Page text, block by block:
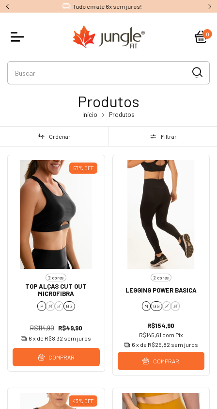
1º Troca gratuita
0
Produtos
Início Produtos
Ordenar Filtrar
57% OFF
2 cores
TOP ALÇAS CUT OUT
MICROFIBRA
P M G GG
R$114,90 R$49,90
6 x de R$8,32 sem juros
COMPRAR
2 cores
LEGGING POWER BASICA
M GG P G
R$154,90
R$145,61 com Pix
6 x de R$25,82 sem juros
COMPRAR
43% OFF